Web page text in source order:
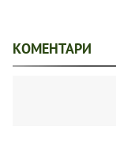
КОМЕНТАРИ